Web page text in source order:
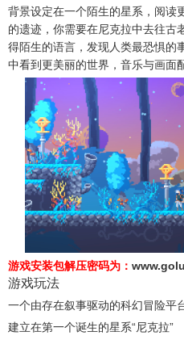
背景设定在一个陌生的星系，阅读
的遗迹，你需要在尼克拉中去往古
得陌生的语言，发现人类最恐惧的
中看到更美丽的世界，音乐与画面
游戏安装包解压密码为：
游戏玩法
一个由存在叙事驱动的科幻冒险平
建立在第一个诞生的星系“尼克拉”